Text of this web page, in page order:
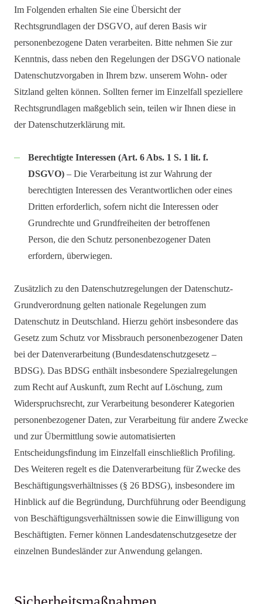
Im Folgenden erhalten Sie eine Übersicht der
Rechtsgrundlagen der DSGVO, auf deren Basis wir
personenbezogene Daten verarbeiten. Bitte nehmen Sie zur
Kenntnis, dass neben den Regelungen der DSGVO nationale
Datenschutzvorgaben in Ihrem bzw. unserem Wohn- oder
Sitzland gelten können. Sollten ferner im Einzelfall speziellere
Rechtsgrundlagen maßgeblich sein, teilen wir Ihnen diese in
der Datenschutzerklärung mit.
Berechtigte Interessen (Art. 6 Abs. 1 S. 1 lit. f.
DSGVO) – Die Verarbeitung ist zur Wahrung der
berechtigten Interessen des Verantwortlichen oder eines
Dritten erforderlich, sofern nicht die Interessen oder
Grundrechte und Grundfreiheiten der betroffenen
Person, die den Schutz personenbezogener Daten
erfordern, überwiegen.
Zusätzlich zu den Datenschutzregelungen der Datenschutz-
Grundverordnung gelten nationale Regelungen zum
Datenschutz in Deutschland. Hierzu gehört insbesondere das
Gesetz zum Schutz vor Missbrauch personenbezogener Daten
bei der Datenverarbeitung (Bundesdatenschutzgesetz –
BDSG). Das BDSG enthält insbesondere Spezialregelungen
zum Recht auf Auskunft, zum Recht auf Löschung, zum
Widerspruchsrecht, zur Verarbeitung besonderer Kategorien
personenbezogener Daten, zur Verarbeitung für andere Zwecke
und zur Übermittlung sowie automatisierten
Entscheidungsfindung im Einzelfall einschließlich Profiling.
Des Weiteren regelt es die Datenverarbeitung für Zwecke des
Beschäftigungsverhältnisses (§ 26 BDSG), insbesondere im
Hinblick auf die Begründung, Durchführung oder Beendigung
von Beschäftigungsverhältnissen sowie die Einwilligung von
Beschäftigten. Ferner können Landesdatenschutzgesetze der
einzelnen Bundesländer zur Anwendung gelangen.